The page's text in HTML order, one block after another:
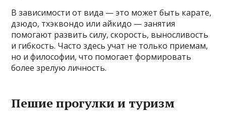
В зависимости от вида — это может быть карате,
дзюдо, тхэквондо или айкидо — занятия
помогают развить силу, скорость, выносливость
и гибкость. Часто здесь учат не только приемам,
но и философии, что помогает формировать
более зрелую личность.
Пешие прогулки и туризм